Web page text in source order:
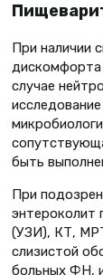
При наличии
дискомфорта
случае
быть
При
энтероколит
(УЗИ), КТ,
слизистой
больных ФН,